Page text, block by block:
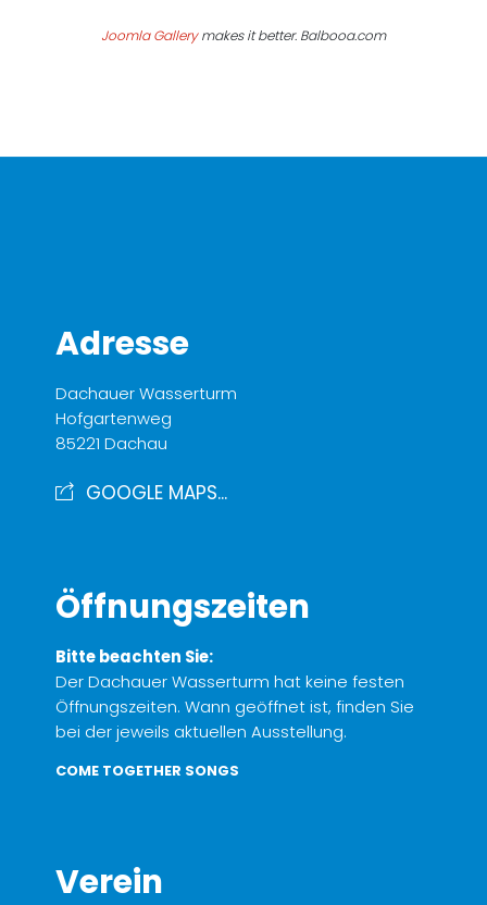
Joomla Gallerymakes it better. Balbooa.com
Adresse
Dachauer Wasserturm
Hofgartenweg
85221 Dachau
GOOGLE MAPS...
Öffnungszeiten
Bitte beachten Sie:
Der Dachauer Wasserturm hat keine festen
Öffnungszeiten. Wann geöffnet ist, finden Sie
bei der jeweils aktuellen Ausstellung.
COME TOGETHER SONGS
Verein